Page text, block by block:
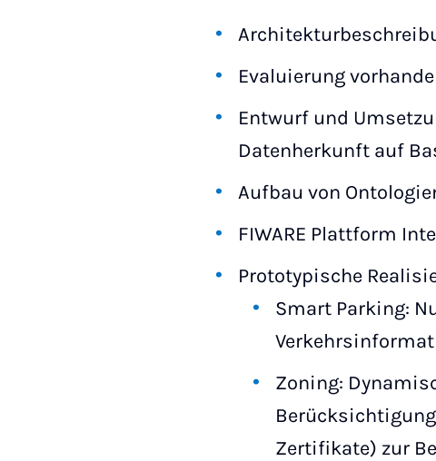
Evaluierung
Entwurf und
Datenherkunft auf
Aufbau von
FIWARE Plattform
Prototypische
Smart Parking:
Zoning:
Zertifikate) zur